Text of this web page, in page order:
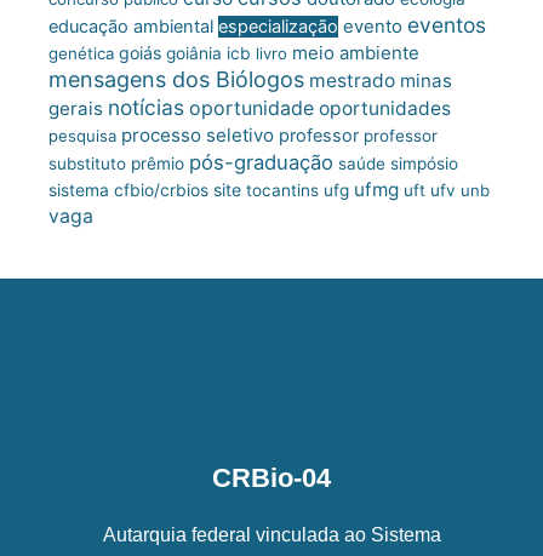
educação ambiental especialização evento eventos
genética goiás goiânia icb livro meio ambiente
mensagens dos Biólogos mestrado minas
gerais notícias oportunidade oportunidades
pesquisa processo seletivo professor professor
substituto prêmio pós-graduação saúde simpósio
sistema cfbio/crbios site tocantins ufg ufmg uft ufv unb
vaga
CRBio-04
Autarquia federal vinculada ao Sistema